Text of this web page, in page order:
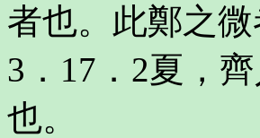
者也。此鄭之
3．17．2夏，
也。